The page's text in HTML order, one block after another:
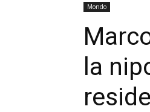
Mondo
la